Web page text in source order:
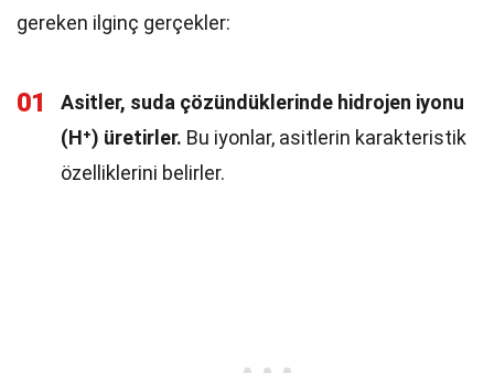
gereken ilginç gerçekler:
01
Asitler, suda çözündüklerinde hidrojen iyonu
(H⁺) üretirler. Bu iyonlar, asitlerin karakteristik
özelliklerini belirler.